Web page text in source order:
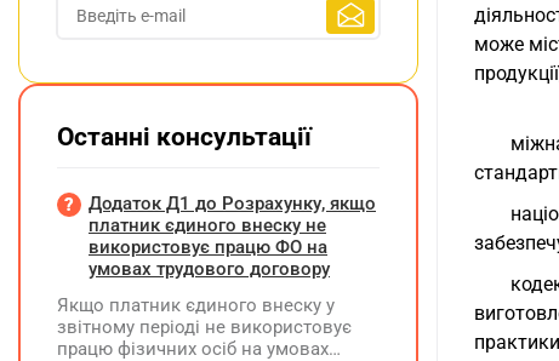
може
Останні консультації
Додаток Д1 до Розрахунку, якщо
платник єдиного внеску не
використовує працю ФО на
умовах трудового договору
Якщо платник єдиного внеску у
звітному періоді не використовує
працю фізичних осіб на умовах